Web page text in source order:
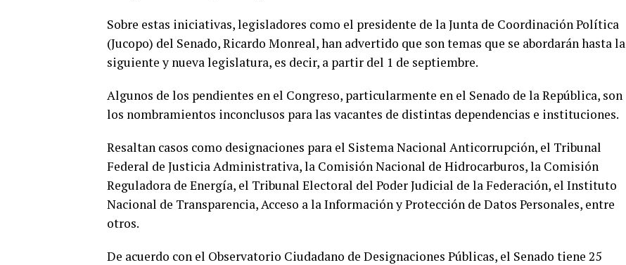
Sobre estas iniciativas, legisladores como el presidente de la Junta de Coordinación Política
(Jucopo) del Senado, Ricardo Monreal, han advertido que son temas que se abordarán hasta la
siguiente y nueva legislatura, es decir, a partir del 1 de septiembre.
Algunos de los pendientes en el Congreso, particularmente en el Senado de la República, son
los nombramientos inconclusos para las vacantes de distintas dependencias e instituciones.
Resaltan casos como designaciones para el Sistema Nacional Anticorrupción, el Tribunal
Federal de Justicia Administrativa, la Comisión Nacional de Hidrocarburos, la Comisión
Reguladora de Energía, el Tribunal Electoral del Poder Judicial de la Federación, el Instituto
Nacional de Transparencia, Acceso a la Información y Protección de Datos Personales, entre
otros.
De acuerdo con el Observatorio Ciudadano de Designaciones Públicas, el Senado tiene 25